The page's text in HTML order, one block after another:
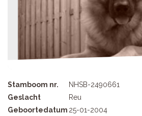
Stamboom nr.
NHSB-2490661
Geslacht
Reu
Geboortedatum 25-01-2004